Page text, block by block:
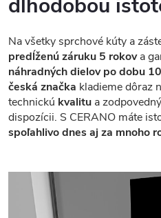
dlhodobou
Na všetky sprchové kúty a
predĺženú záruku 5 rokova
náhradných dielov po dobu
česká značka kladieme dôraz
technickú kvalitu a zodpovedný
dispozícii. S CERANO máte
spoľahlivo dnes aj za mnoho